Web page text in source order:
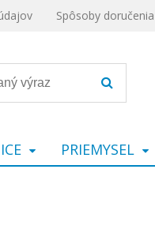
Spôsoby doručenia
PRIEMYSEL